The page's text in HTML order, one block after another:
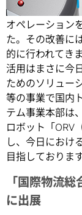
物流業界ではこ
オペレーション
た。 その改善に
的に行われてき
活用はまさに今
ためのソリュー
等の事業で国内
テム事業本部は、
ロボット「ORV
し、今日におけ
目指しております
「国際物流
に出展